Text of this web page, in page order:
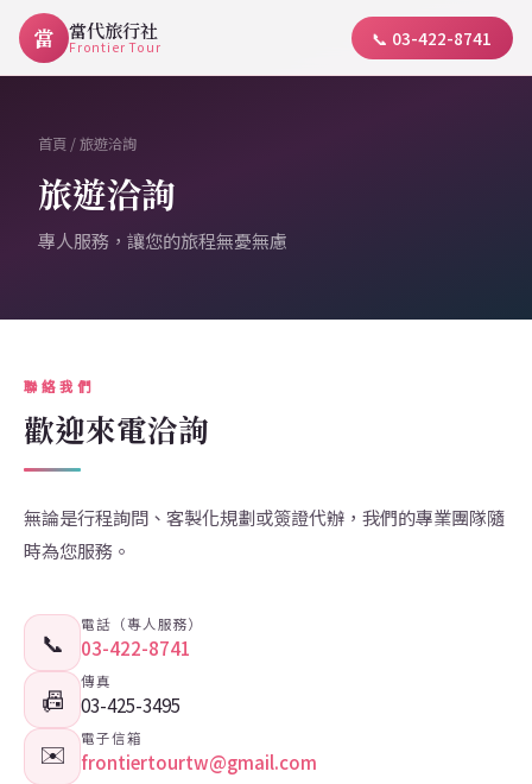
當 當代旅行社
Frontier Tour 📞 03-422-8741
首頁 / 旅遊洽詢
旅遊洽詢
專人服務，讓您的旅程無憂無慮
聯絡我們
歡迎來電洽詢
無論是行程詢問、客製化規劃或簽證代辦，我們的專業團隊隨
時為您服務。
📞
電話（專人服務）
03-422-8741
📠
傳真
03-425-3495
✉️ 電子信箱
frontiertourtw@gmail.com